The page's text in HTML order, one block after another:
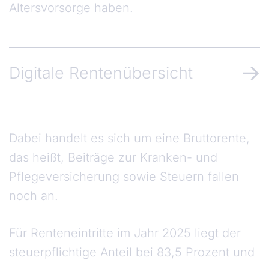
Altersvorsorge haben.
Digitale Rentenübersicht
Dabei handelt es sich um eine Bruttorente,
das heißt, Beiträge zur Kranken- und
Pflegeversicherung sowie Steuern fallen
noch an.
Für Renteneintritte im Jahr 2025 liegt der
steuerpflichtige Anteil bei 83,5 Prozent und